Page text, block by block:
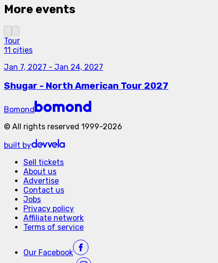
More events
Tour
11 cities
Jan 7, 2027 - Jan 24, 2027
Shugar - North American Tour 2027
Bomond
© All rights reserved 1999-2026
built by
Sell tickets
About us
Advertise
Contact us
Jobs
Privacy policy
Affiliate network
Terms of service
Our Facebook